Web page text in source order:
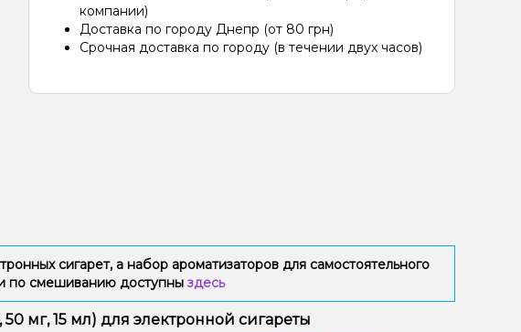
компании)
Доставка по городу Днепр (от 80 грн)
Срочная доставка по городу (в течении двух часов)
сигарет, а набор ароматизаторов для самостоятельного
по смешиванию доступны здесь
мг, 15 мл) для электронной сигареты